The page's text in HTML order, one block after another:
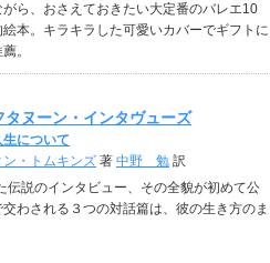
ら、おさえておきたい大定番のバレエ10
本。キラキラした可愛いカバーでギフトに
。
ヌーン・インタヴューズ
について
ン・トムキンズ 著 中野 勉 訳
伝説のインタビュー、その全貌が初めて公
わされる３つの対話篇は、彼の生き方のま